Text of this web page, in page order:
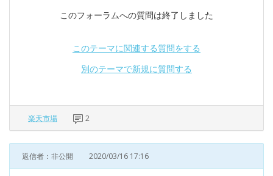
このフォーラムへの質問は終了しました
このテーマに関連する質問をする
別のテーマで新規に質問する
楽天市場 2
返信者：非公開 2020/03/16 17:16